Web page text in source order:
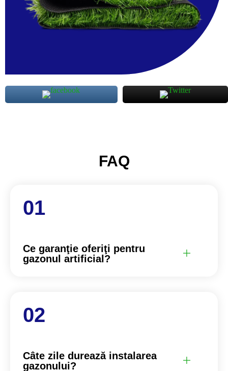
FAQ
Ce garanţie oferiţi pentru
gazonul artificial?
Câte zile durează instalarea
gazonului?